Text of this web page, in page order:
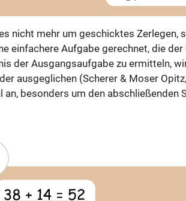
nicht mehr um geschicktes Zerlegen,
einfachere Aufgabe gerechnet, die
der Ausgangsaufgabe zu ermitteln,
ausgeglichen (Scherer & Moser
besonders um den abschließenden